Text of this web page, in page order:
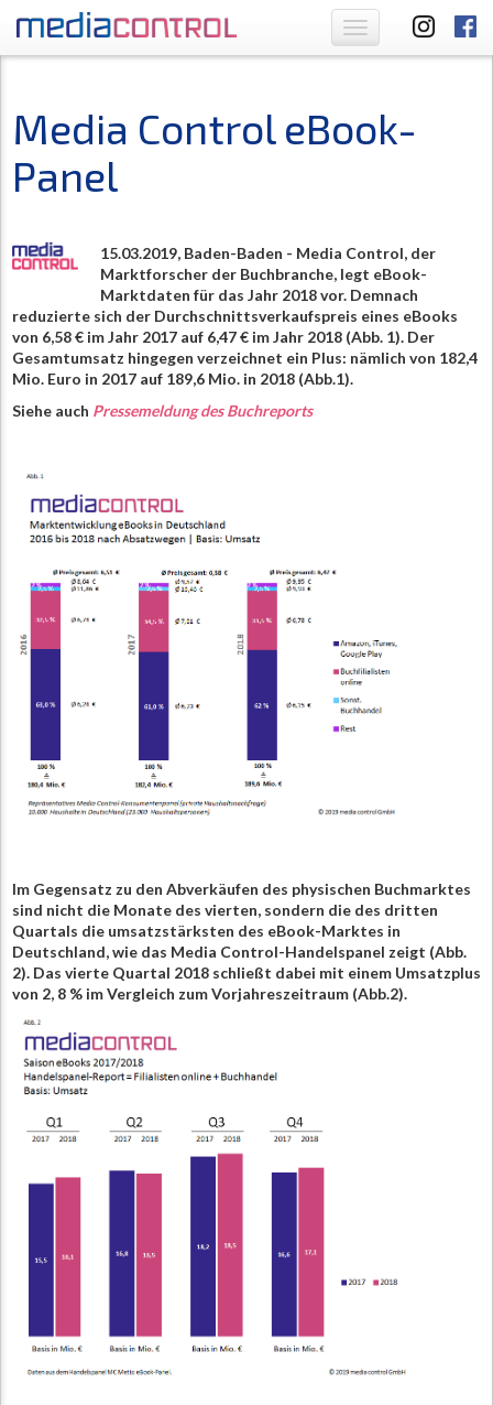
Toggle
navigation
Media Control eBook-
Panel
15.03.2019, Baden-Baden - Media Control, der
Marktforscher der Buchbranche, legt eBook-
Marktdaten für das Jahr 2018 vor. Demnach
reduzierte sich der Durchschnittsverkaufspreis eines eBooks
von 6,58 € im Jahr 2017 auf 6,47 € im Jahr 2018 (Abb. 1). Der
Gesamtumsatz hingegen verzeichnet ein Plus: nämlich von 182,4
Mio. Euro in 2017 auf 189,6 Mio. in 2018 (Abb.1).
Siehe auch Pressemeldung des Buchreports
Im Gegensatz zu den Abverkäufen des physischen Buchmarktes
sind nicht die Monate des vierten, sondern die des dritten
Quartals die umsatzstärksten des eBook-Marktes in
Deutschland, wie das Media Control-Handelspanel zeigt (Abb.
2). Das vierte Quartal 2018 schließt dabei mit einem Umsatzplus
von 2, 8 % im Vergleich zum Vorjahreszeitraum (Abb.2).